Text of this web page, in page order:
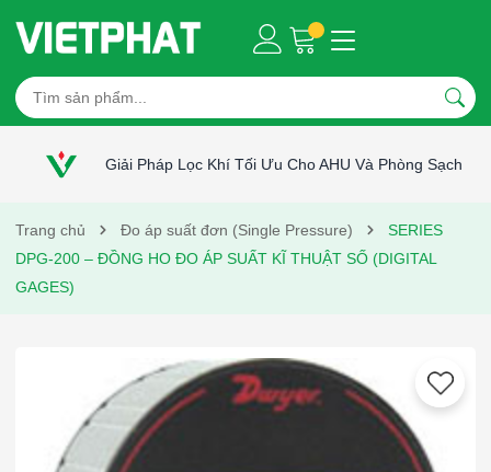
Giải Pháp Lọc Khí Tối Ưu Cho AHU Và Phòng Sạch
Trang chủ Đo áp suất đơn (Single Pressure)
SERIES
DPG-200 – ĐỒNG HO ĐO ÁP SUẤT KĨ THUẬT SỐ (DIGITAL
GAGES)